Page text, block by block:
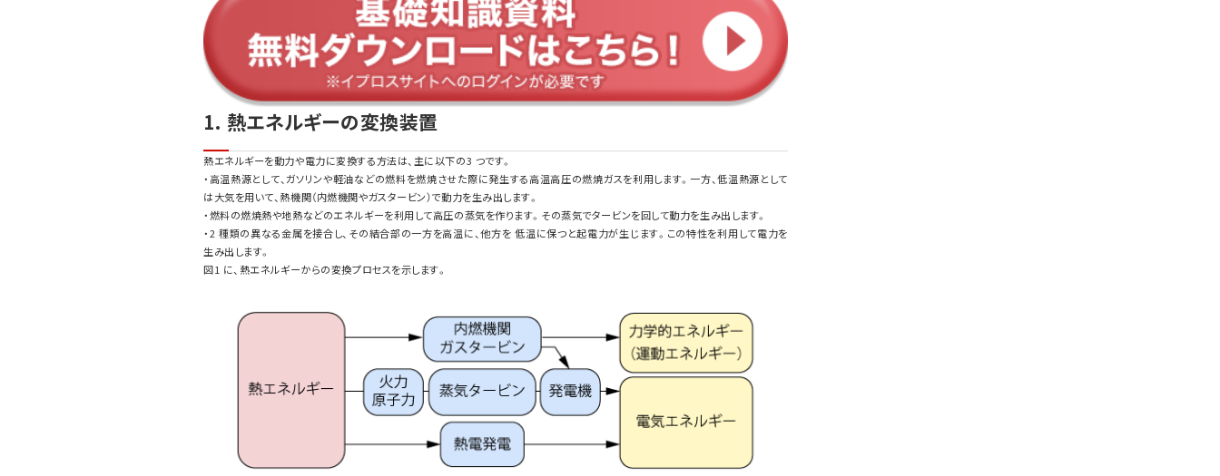
1. 熱エネルギーの変換装置
熱エネルギーを動力や電力に変換する方法は、主に以下の3 つです。
・高温熱源として、ガソリンや軽油などの燃料を燃焼させた際に発生する高温高圧の燃焼ガスを利用します。一方、低温熱源として
は大気を用いて、熱機関（内燃機関やガスタービン）で動力を生み出します。
・燃料の燃焼熱や地熱などのエネルギーを利用して高圧の蒸気を作ります。その蒸気でタービンを回して動力を生み出します。
・2 種類の異なる金属を接合し、その結合部の一方を高温に、他方を 低温に保つと起電力が生じます。この特性を利用して電力を
生み出します。
図1 に、熱エネルギーからの変換プロセスを示します。